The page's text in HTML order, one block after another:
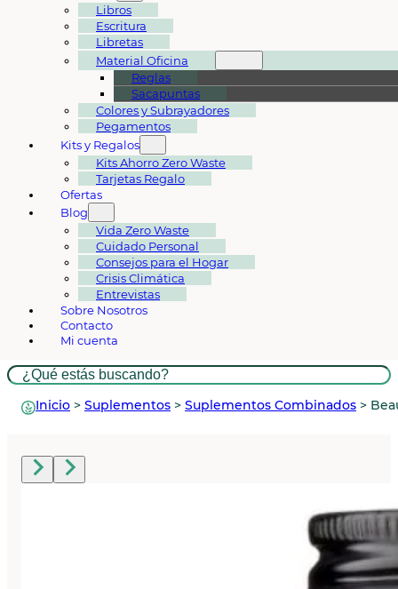
Libros
Escritura
Libretas
Material Oficina
Reglas
Sacapuntas
Colores y Subrayadores
Pegamentos
Kits y Regalos
Kits Ahorro Zero Waste
Tarjetas Regalo
Ofertas
Blog
Vida Zero Waste
Cuidado Personal
Consejos para el Hogar
Crisis Climática
Entrevistas
Sobre Nosotros
Contacto
Mi cuenta
Buscar
Inicio > Suplementos > Suplementos Combinados >